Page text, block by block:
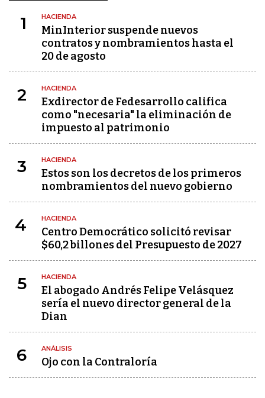
1 HACIENDA
MinInterior suspende nuevos
contratos y nombramientos hasta el
20 de agosto
2 HACIENDA
Exdirector de Fedesarrollo califica
como "necesaria" la eliminación de
impuesto al patrimonio
3 HACIENDA
Estos son los decretos de los primeros
nombramientos del nuevo gobierno
4 HACIENDA
Centro Democrático solicitó revisar
$60,2 billones del Presupuesto de 2027
5 HACIENDA
El abogado Andrés Felipe Velásquez
sería el nuevo director general de la
Dian
6 ANÁLISIS
Ojo con la Contraloría